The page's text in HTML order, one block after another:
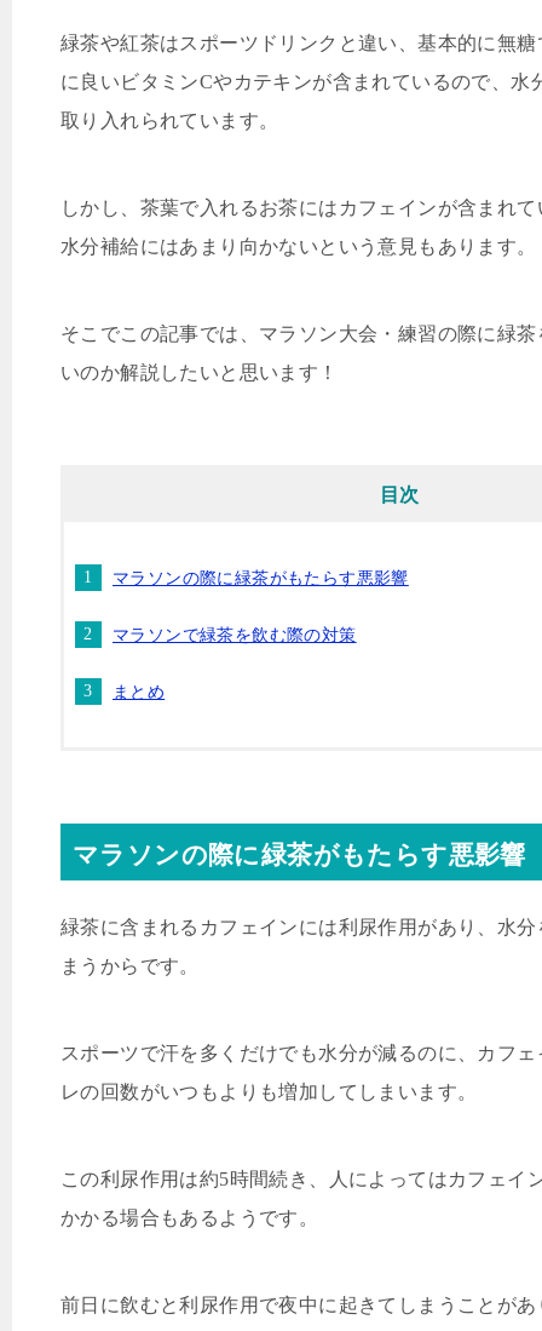
緑茶や紅茶はスポーツドリンクと違い、基本的に無
に良いビタミンCやカテキンが含まれているので、水
取り入れられています。
しかし、茶葉で入れるお茶にはカフェインが含まれ
水分補給にはあまり向かないという意見もあります。
そこでこの記事では、マラソン大会・練習の際に緑
いのか解説したいと思います！
目次
マラソンの際に緑茶がもたらす悪影響
マラソンで緑茶を飲む際の対策
まとめ
マラソンの際に緑茶がもたらす悪影響
緑茶に含まれるカフェインには利尿作用があり、水
まうからです。
スポーツで汗を多くだけでも水分が減るのに、カフ
レの回数がいつもよりも増加してしまいます。
この利尿作用は約5時間続き、人によってはカフェイ
かかる場合もあるようです。
前日に飲むと利尿作用で夜中に起きてしまうことが